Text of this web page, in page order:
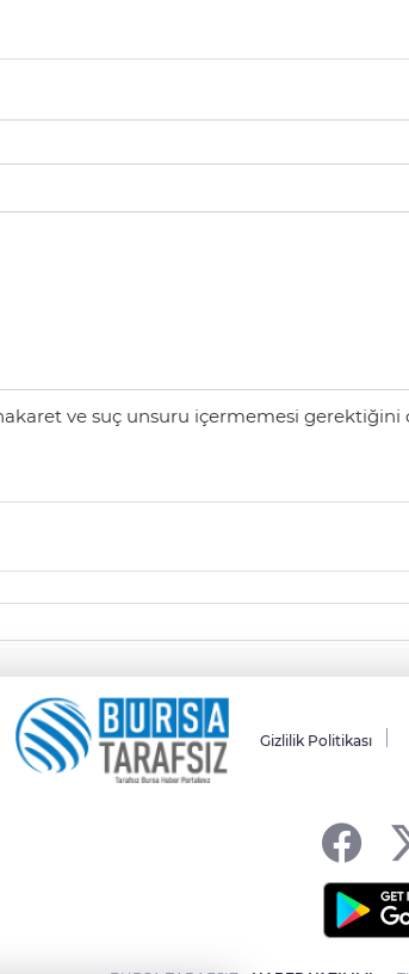
ve suç unsuru içermemesi gerektiğini
Gizlilik Politikası